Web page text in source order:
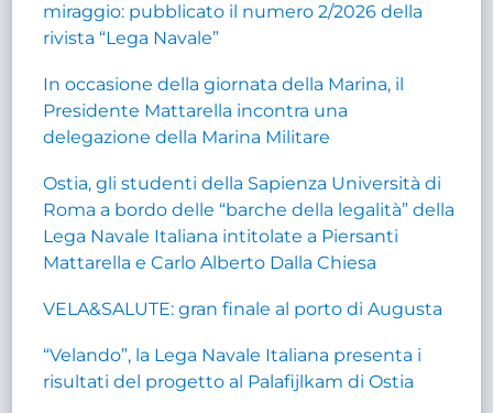
miraggio: pubblicato il numero 2/2026 della
rivista “Lega Navale”
In occasione della giornata della Marina, il
Presidente Mattarella incontra una
delegazione della Marina Militare
Ostia, gli studenti della Sapienza Università di
Roma a bordo delle “barche della legalità” della
Lega Navale Italiana intitolate a Piersanti
Mattarella e Carlo Alberto Dalla Chiesa
VELA&SALUTE: gran finale al porto di Augusta
“Velando”, la Lega Navale Italiana presenta i
risultati del progetto al Palafijlkam di Ostia